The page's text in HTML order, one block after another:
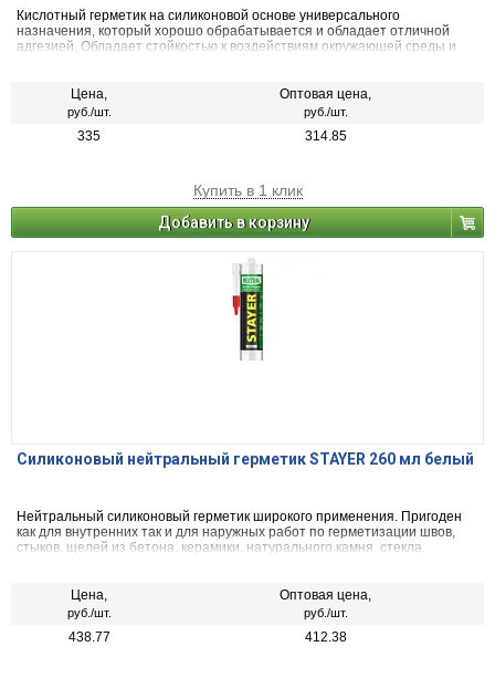
Кислотный герметик на силиконовой основе универсального
назначения, который хорошо обрабатывается и обладает отличной
адгезией. Обладает стойкостью к воздействиям окружающей среды и
фарфором, керамикой, пластиком и дерева.
Цена,
руб./шт.
Оптовая цена,
руб./шт.
335 314.85
Купить в 1 клик
Добавить в корзину
Силиконовый нейтральный герметик STAYER 260 мл белый
Нейтральный силиконовый герметик широкого применения. Пригоден
как для внутренних так и для наружных работ по герметизации швов,
стыков, щелей из бетона, керамики, натурального камня, стекла,
Цена,
руб./шт.
Оптовая цена,
руб./шт.
438.77 412.38